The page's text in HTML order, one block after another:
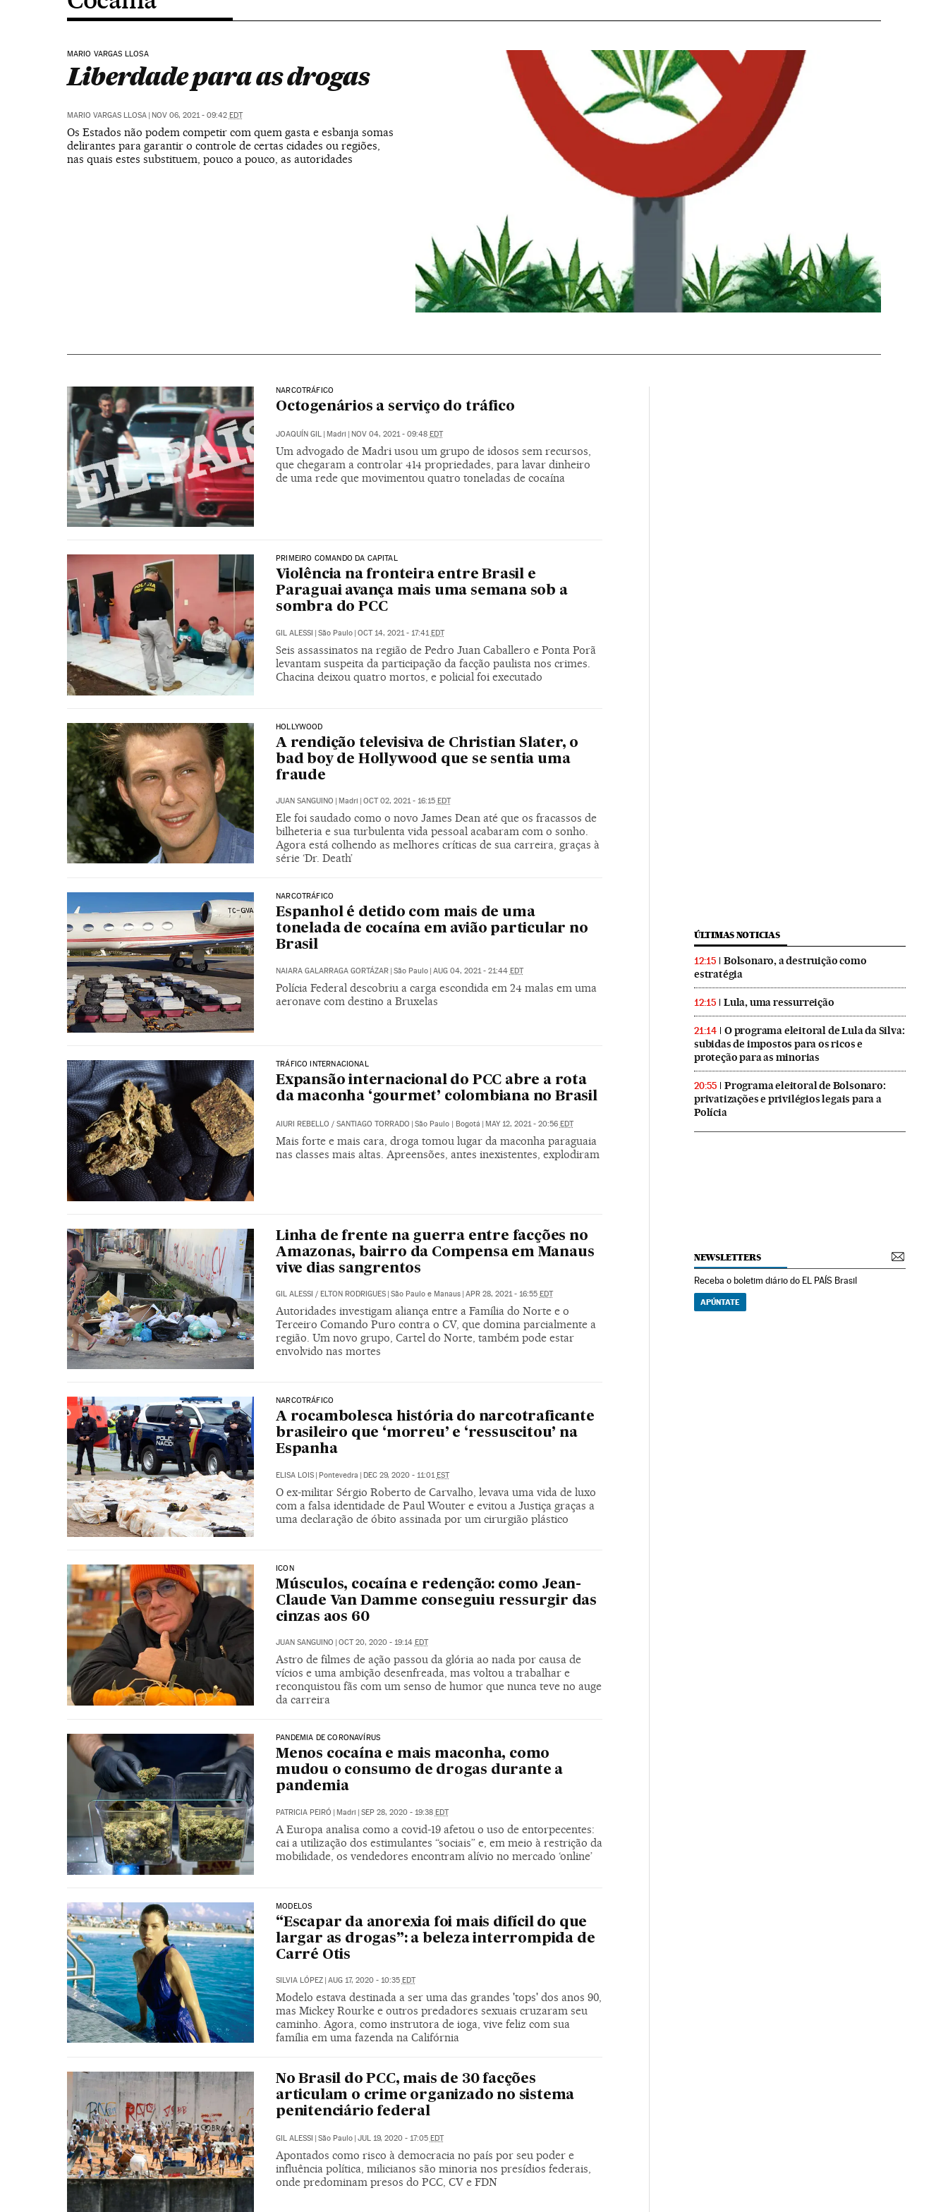
MARIO VARGAS LLOSA
Liberdade para as drogas
MARIO VARGAS LLOSA | NOV 06, 2021 - 09:42 EDT
Os Estados não podem competir com quem gasta e esbanja somas
delirantes para garantir o controle de certas cidades ou regiões,
nas quais estes substituem, pouco a pouco, as autoridades
NARCOTRÁFICO
Octogenários a serviço do tráfico
JOAQUÍN GIL | Madri | NOV 04, 2021 - 09:48 EDT
Um advogado de Madri usou um grupo de idosos sem recursos,
que chegaram a controlar 414 propriedades, para lavar dinheiro
de uma rede que movimentou quatro toneladas de cocaína
PRIMEIRO COMANDO DA CAPITAL
Violência na fronteira entre Brasil e
Paraguai avança mais uma semana sob a
sombra do PCC
GIL ALESSI São Paulo OCT 14, 2021 - 17:41 EDT
Seis assassinatos na região de Pedro Juan Caballero e Ponta Porã
levantam suspeita da participação da facção paulista nos crimes.
Chacina deixou quatro mortos, e policial foi executado
HOLLYWOOD
A rendição televisiva de Christian Slater, o
bad boy de Hollywood que se sentia uma
fraude
JUAN SANGUINO | Madri | OCT 02, 2021 - 16:15 EDT
Ele foi saudado como o novo James Dean até que os fracassos de
bilheteria e sua turbulenta vida pessoal acabaram com o sonho.
Agora está colhendo as melhores críticas de sua carreira, graças à
série ‘Dr. Death’
NARCOTRÁFICO
Espanhol é detido com mais de uma
tonelada de cocaína em avião particular no
Brasil
NAIARA GALARRAGA GORTÁZAR São Paulo AUG 04, 2021 - 21:44 EDT
Polícia Federal descobriu a carga escondida em 24 malas em uma
aeronave com destino a Bruxelas
TRÁFICO INTERNACIONAL
Expansão internacional do PCC abre a rota
da maconha ‘gourmet’ colombiana no Brasil
AIURI REBELLO / SANTIAGO TORRADO | São Paulo | Bogotá | MAY 12, 2021 - 20:56 EDT
Mais forte e mais cara, droga tomou lugar da maconha paraguaia
nas classes mais altas. Apreensões, antes inexistentes, explodiram
Linha de frente na guerra entre facções no
Amazonas, bairro da Compensa em Manaus
vive dias sangrentos
GIL ALESSI / ELTON RODRIGUES São Paulo e Manaus APR 28, 2021 - 16:55 EDT
Autoridades investigam aliança entre a Família do Norte e o
Terceiro Comando Puro contra o CV, que domina parcialmente a
região. Um novo grupo, Cartel do Norte, também pode estar
envolvido nas mortes
NARCOTRÁFICO
A rocambolesca história do narcotraficante
brasileiro que ‘morreu’ e ‘ressuscitou’ na
Espanha
ELISA LOIS | Pontevedra | DEC 29, 2020 - 11:01EST
O ex-militar Sérgio Roberto de Carvalho, levava uma vida de luxo
com a falsa identidade de Paul Wouter e evitou a Justiça graças a
uma declaração de óbito assinada por um cirurgião plástico
ICON
Músculos, cocaína e redenção: como Jean-
Claude Van Damme conseguiu ressurgir das
cinzas aos 60
JUAN SANGUINO OCT 20, 2020 - 19:14 EDT
Astro de filmes de ação passou da glória ao nada por causa de
vícios e uma ambição desenfreada, mas voltou a trabalhar e
reconquistou fãs com um senso de humor que nunca teve no auge
da carreira
PANDEMIA DE CORONAVÍRUS
Menos cocaína e mais maconha, como
mudou o consumo de drogas durante a
pandemia
PATRICIA PEIRÓ Madri SEP 28, 2020 - 19:38 EDT
A Europa analisa como a covid-19 afetou o uso de entorpecentes:
cai a utilização dos estimulantes “sociais” e, em meio à restrição da
mobilidade, os vendedores encontram alívio no mercado ‘online’
MODELOS
“Escapar da anorexia foi mais difícil do que
largar as drogas”: a beleza interrompida de
Carré Otis
SILVIA LÓPEZ | AUG 17, 2020 - 10:35 EDT
Modelo estava destinada a ser uma das grandes 'tops' dos anos 90,
mas Mickey Rourke e outros predadores sexuais cruzaram seu
caminho. Agora, como instrutora de ioga, vive feliz com sua
família em uma fazenda na Califórnia
No Brasil do PCC, mais de 30 facções
articulam o crime organizado no sistema
penitenciário federal
GIL ALESSI | São Paulo | JUL 19, 2020 - 17:05 EDT
Apontados como risco à democracia no país por seu poder e
influência política, milicianos são minoria nos presídios federais,
onde predominam presos do PCC, CV e FDN
ÚLTIMAS NOTICIAS
12:15
Bolsonaro, a destruição como
estratégia
12:15 Lula, uma ressurreição
21:14
O programa eleitoral de Lula da Silva:
subidas de impostos para os ricos e
proteção para as minorias
20:55
Programa eleitoral de Bolsonaro:
privatizações e privilégios legais para a
Polícia
NEWSLETTERS
Receba o boletim diário do EL PAÍS Brasil
APÚNTATE